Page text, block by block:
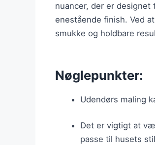
nuancer, der er
enestående finish. Ved
smukke og holdbare
Nøglepunkter:
Udendørs maling
Det er vigtigt at
passe til husets